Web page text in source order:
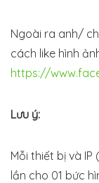
Ngoài ra anh/
cách like hình
https://
Lưu ý:
Mỗi thiết bị và
lần cho 01 bức